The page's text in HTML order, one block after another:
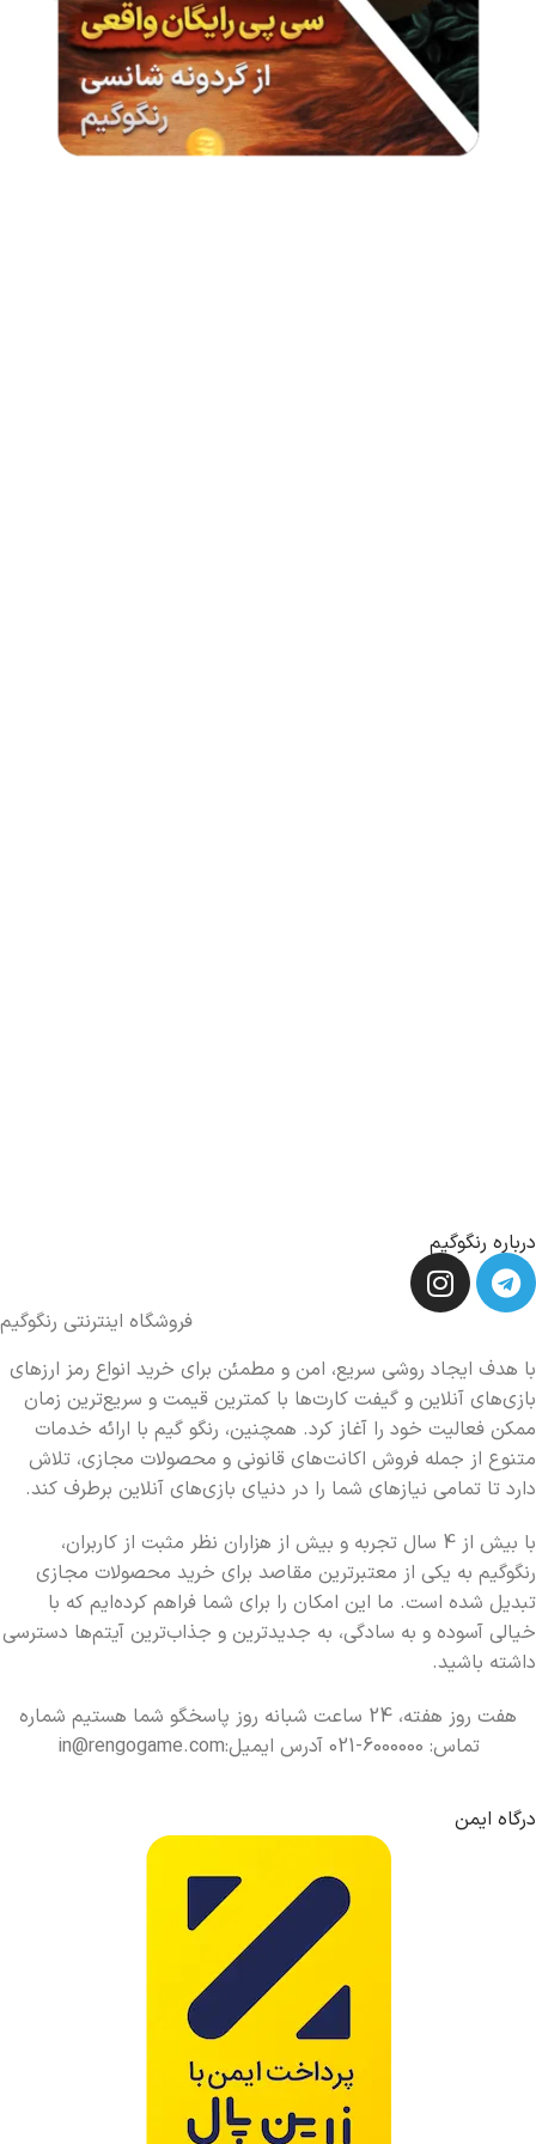
درباره رنگوگیم
فروشگاه اینترنتی رنگوگیم
با هدف ایجاد روشی سریع، امن و مطمئن برای خرید انواع رمز ارزهای
بازی‌های آنلاین و گیفت کارت‌ها با کمترین قیمت و سریع‌ترین زمان
ممکن فعالیت خود را آغاز کرد. همچنین، رنگو گیم با ارائه خدمات
متنوع از جمله فروش اکانت‌های قانونی و محصولات مجازی، تلاش
دارد تا تمامی نیازهای شما را در دنیای بازی‌های آنلاین برطرف کند.
با بیش از 4 سال تجربه و بیش از هزاران نظر مثبت از کاربران،
رنگوگیم به یکی از معتبرترین مقاصد برای خرید محصولات مجازی
تبدیل شده است. ما این امکان را برای شما فراهم کرده‌ایم که با
خیالی آسوده و به سادگی، به جدیدترین و جذاب‌ترین آیتم‌ها دسترسی
داشته باشید.
هفت روز هفته، 24 ساعت شبانه روز پاسخگو شما هستیم شماره
تماس: 6000000-021 آدرس ایمیل:in@rengogame.com
درگاه ایمن